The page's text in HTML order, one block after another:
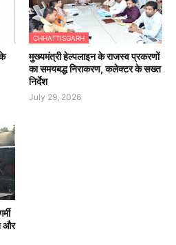
CHHATTISGARH
मुख्यमंत्री हेल्पलाइन के राजस्व प्रकरणों
का समयबद्ध निराकरण, कलेक्टर के सख्त
निर्देश
July 29, 2026
और